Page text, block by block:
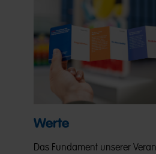
Werte
Das Fundament unserer